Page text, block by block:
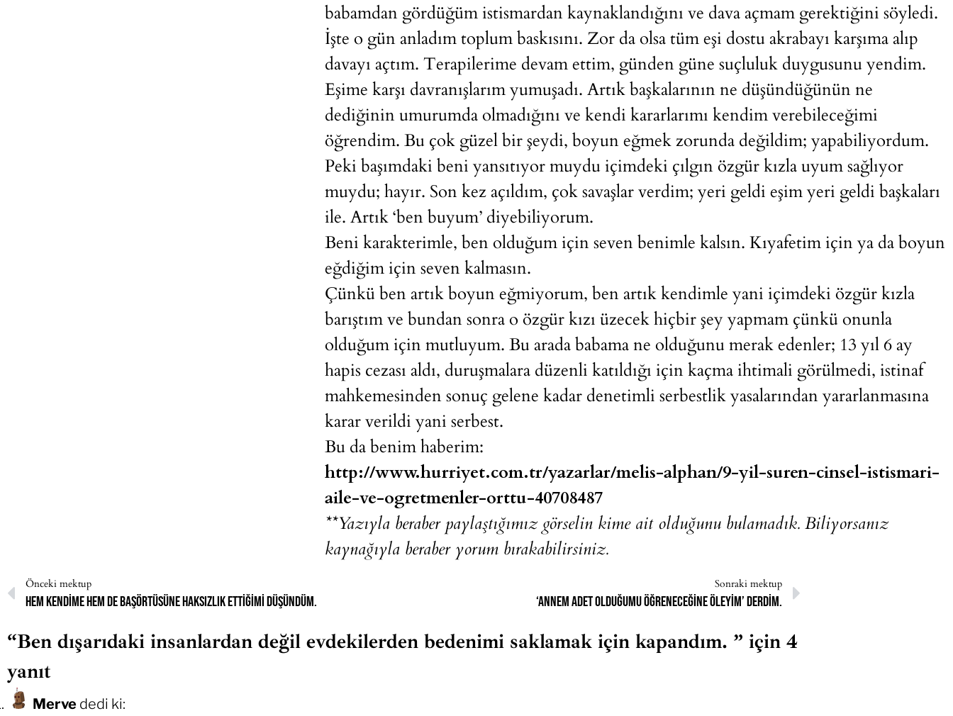
babamdan gördüğüm istismardan kaynaklandığını ve dava açmam gerektiğini söyledi.
İşte o gün anladım toplum baskısını. Zor da olsa tüm eşi dostu akrabayı karşıma alıp
davayı açtım. Terapilerime devam ettim, günden güne suçluluk duygusunu yendim.
Eşime karşı davranışlarım yumuşadı. Artık başkalarının ne düşündüğünün ne
dediğinin umurumda olmadığını ve kendi kararlarımı kendim verebileceğimi
öğrendim. Bu çok güzel bir şeydi, boyun eğmek zorunda değildim; yapabiliyordum.
Peki başımdaki beni yansıtıyor muydu içimdeki çılgın özgür kızla uyum sağlıyor
muydu; hayır. Son kez açıldım, çok savaşlar verdim; yeri geldi eşim yeri geldi başkaları
ile. Artık ‘ben buyum’ diyebiliyorum.
Beni karakterimle, ben olduğum için seven benimle kalsın. Kıyafetim için ya da boyun
eğdiğim için seven kalmasın.
Çünkü ben artık boyun eğmiyorum, ben artık kendimle yani içimdeki özgür kızla
barıştım ve bundan sonra o özgür kızı üzecek hiçbir şey yapmam çünkü onunla
olduğum için mutluyum. Bu arada babama ne olduğunu merak edenler; 13 yıl 6 ay
hapis cezası aldı, duruşmalara düzenli katıldığı için kaçma ihtimali görülmedi, istinaf
mahkemesinden sonuç gelene kadar denetimli serbestlik yasalarından yararlanmasına
karar verildi yani serbest.
Bu da benim haberim:
http://www.hurriyet.com.tr/yazarlar/melis-alphan/9-yil-suren-cinsel-istismari-
aile-ve-ogretmenler-orttu-40708487
**Yazıyla beraber paylaştığımız görselin kime ait olduğunu bulamadık. Biliyorsanız
kaynağıyla beraber yorum bırakabilirsiniz.
Önceki mektup
Hem kendime hem de başörtüsüne haksızlık ettiğimi düşündüm.
Sonraki mektup
‘Annem adet olduğumu öğreneceğine öleyim’ derdim.
“Ben dışarıdaki insanlardan değil evdekilerden bedenimi saklamak için kapandım. ” için 4
yanıt
Merve dedi ki: